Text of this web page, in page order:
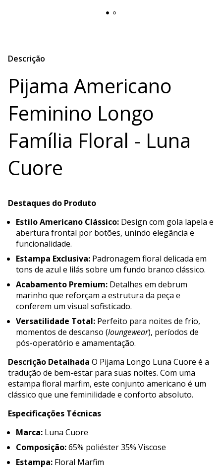
Descrição
Pijama Americano
Feminino Longo
Família Floral - Luna
Cuore
Destaques do Produto
Estilo Americano Clássico: Design com gola lapela e
abertura frontal por botões, unindo elegância e
funcionalidade.
Estampa Exclusiva: Padronagem floral delicada em
tons de azul e lilás sobre um fundo branco clássico.
Acabamento Premium: Detalhes em debrum
marinho que reforçam a estrutura da peça e
conferem um visual sofisticado.
Versatilidade Total: Perfeito para noites de frio,
momentos de descanso (loungewear), períodos de
pós-operatório e amamentação.
Descrição Detalhada O Pijama Longo Luna Cuore é a
tradução de bem-estar para suas noites. Com uma
estampa floral marfim, este conjunto americano é um
clássico que une feminilidade e conforto absoluto.
Especificações Técnicas
Marca: Luna Cuore
Composição:65% poliéster 35% Viscose
Estampa: Floral Marfim